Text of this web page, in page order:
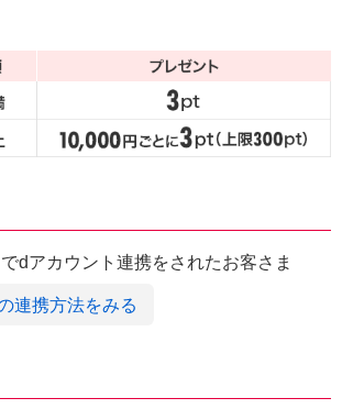
dアカウント連携をされたお客さま
連携方法をみる